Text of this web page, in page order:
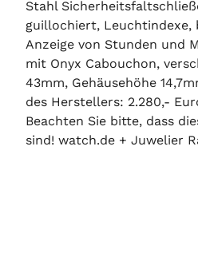
Stahl
guillochiert, Leuchtindexe,
Anzeige von Stunden und
mit Onyx Cabouchon,
43mm, Gehäusehöhe
des Herstellers: 2.280,-
Beachten Sie bitte, dass
sind! watch.de + Juwelier